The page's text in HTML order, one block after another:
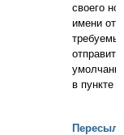
своего
имени
в пункте "